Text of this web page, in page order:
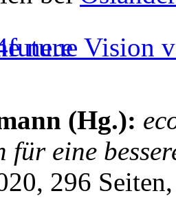
neue Vision
(Hg.):
für eine
296